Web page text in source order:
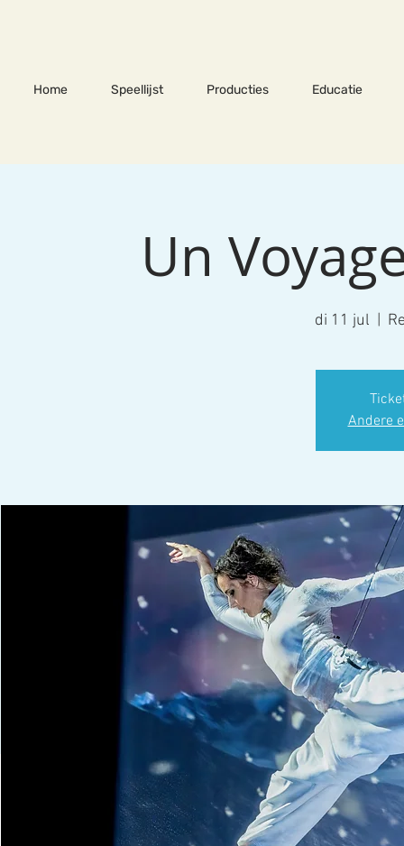
Home Speellijst Producties Educatie
Un
di 11 jul
Andere